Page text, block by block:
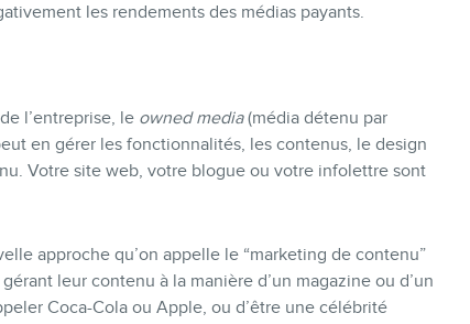
les rendements des médias payants.
l’entreprise, le owned media(média détenu par
en gérer les fonctionnalités, les contenus, le design
Votre site web, votre blogue ou votre infolettre sont
approche qu’on appelle le “marketing de contenu”
leur contenu à la manière d’un magazine ou d’un
Coca-Cola ou Apple, ou d’être une célébrité